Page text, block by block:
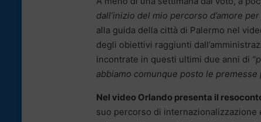
dall’inizio del mio percorso d’amore
alla guida della città di Palermo nel
degli obiettivi raggiunti
incontrate in questi ultimi due anni di
abbiamo comunque posto le
Nel video Orlando presenta il
suo percorso di